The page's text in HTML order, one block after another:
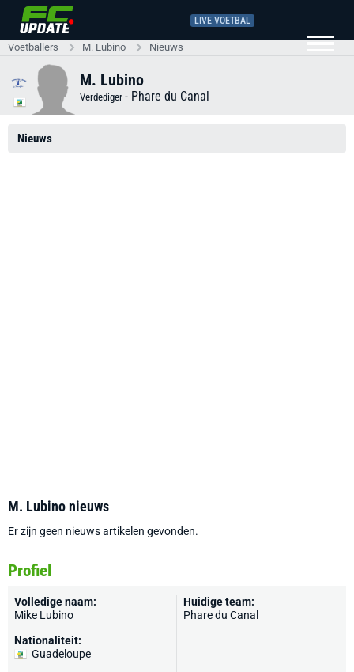
LIVE VOETBAL
Voetballers M. Lubino Nieuws
M. Lubino
Verdediger - Phare du Canal
Nieuws
M. Lubino nieuws
Er zijn geen nieuws artikelen gevonden.
Profiel
Volledige naam:
Mike Lubino
Nationaliteit:
Guadeloupe
Huidige team:
Phare du Canal